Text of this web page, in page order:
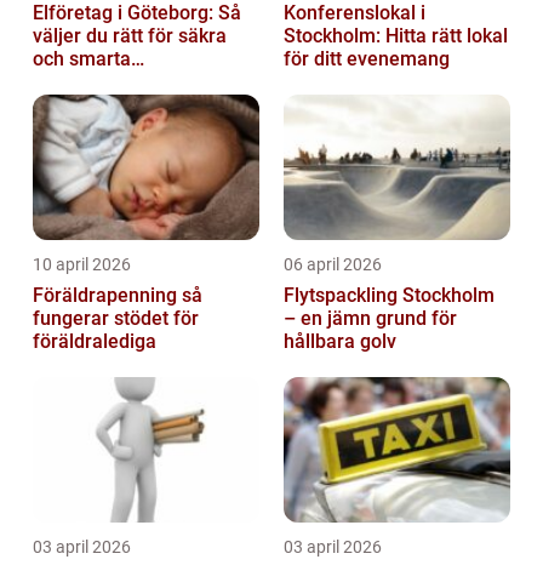
Elföretag i Göteborg: Så
väljer du rätt för säkra
och smarta
Konferenslokal i
Stockholm: Hitta rätt lokal
för ditt evenemang
10 april 2026
Föräldrapenning så
fungerar stödet för
föräldralediga
06 april 2026
Flytspackling Stockholm
– en jämn grund för
hållbara golv
03 april 2026 03 april 2026